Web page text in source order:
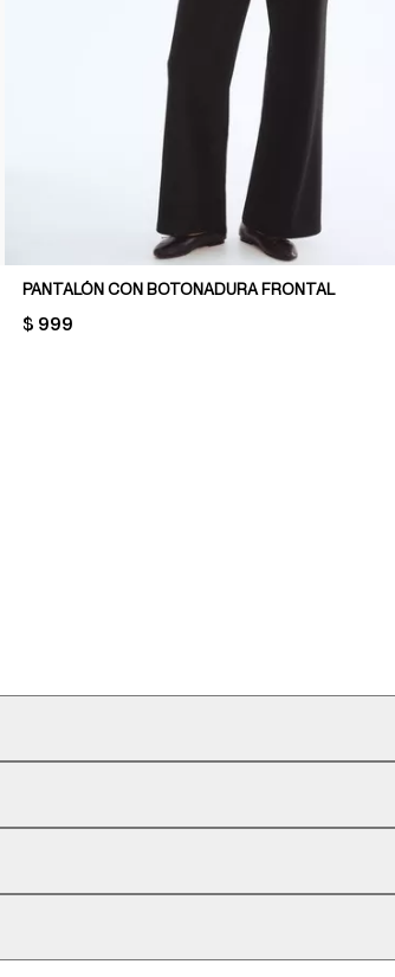
PANTALÓN CON BOTONADURA FRONTAL
PRICE:
$ 999